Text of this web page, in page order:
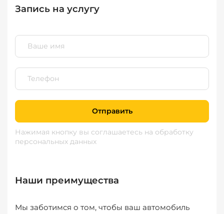
Запись на услугу
Отправить
Нажимая кнопку вы соглашаетесь на обработку
персональных данных
Наши преимущества
Мы заботимся о том, чтобы ваш автомобиль